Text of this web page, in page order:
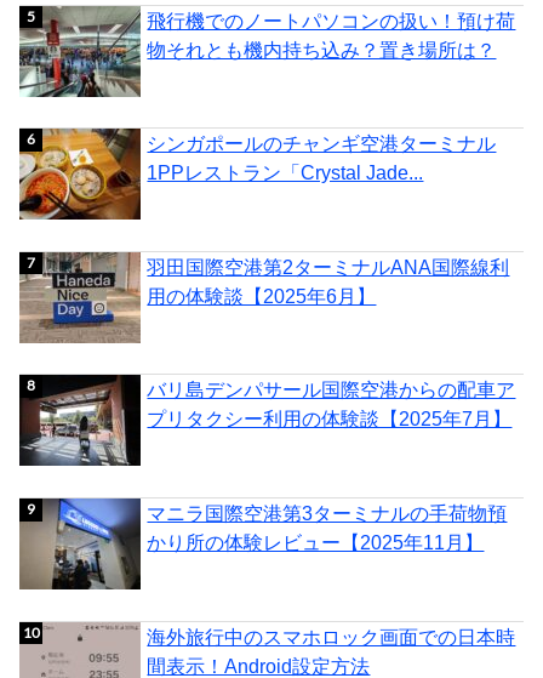
飛行機でのノートパソコンの扱い！預け荷
物それとも機内持ち込み？置き場所は？
シンガポールのチャンギ空港ターミナル
1PPレストラン「Crystal Jade...
羽田国際空港第2ターミナルANA国際線利
用の体験談【2025年6月】
バリ島デンパサール国際空港からの配車ア
プリタクシー利用の体験談【2025年7月】
マニラ国際空港第3ターミナルの手荷物預
かり所の体験レビュー【2025年11月】
海外旅行中のスマホロック画面での日本時
間表示！Android設定方法